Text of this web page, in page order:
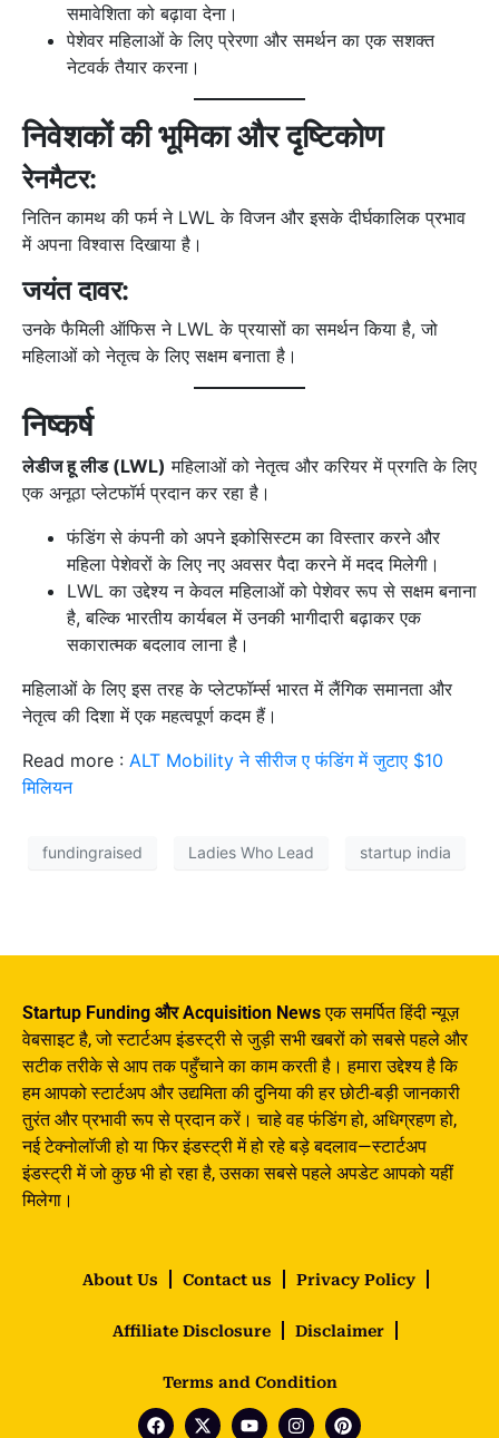
समावेशिता को बढ़ावा देना।
पेशेवर महिलाओं के लिए प्रेरणा और समर्थन का एक सशक्त
नेटवर्क तैयार करना।
निवेशकों की भूमिका और दृष्टिकोण
रेनमैटर:
नितिन कामथ की फर्म ने LWL के विजन और इसके दीर्घकालिक प्रभाव
में अपना विश्वास दिखाया है।
जयंत दावर:
उनके फैमिली ऑफिस ने LWL के प्रयासों का समर्थन किया है, जो
महिलाओं को नेतृत्व के लिए सक्षम बनाता है।
निष्कर्ष
लेडीज हू लीड (LWL) महिलाओं को नेतृत्व और करियर में प्रगति के लिए
एक अनूठा प्लेटफॉर्म प्रदान कर रहा है।
फंडिंग से कंपनी को अपने इकोसिस्टम का विस्तार करने और
महिला पेशेवरों के लिए नए अवसर पैदा करने में मदद मिलेगी।
LWL का उद्देश्य न केवल महिलाओं को पेशेवर रूप से सक्षम बनाना
है, बल्कि भारतीय कार्यबल में उनकी भागीदारी बढ़ाकर एक
सकारात्मक बदलाव लाना है।
महिलाओं के लिए इस तरह के प्लेटफॉर्म्स भारत में लैंगिक समानता और
नेतृत्व की दिशा में एक महत्वपूर्ण कदम हैं।
Read more : ALT Mobility ने सीरीज ए फंडिंग में जुटाए $10
मिलियन
fundingraised Ladies Who Lead startup india
Startup Funding और Acquisition Newsएक समर्पित हिंदी न्यूज़
वेबसाइट है, जो स्टार्टअप इंडस्ट्री से जुड़ी सभी खबरों को सबसे पहले और
सटीक तरीके से आप तक पहुँचाने का काम करती है। हमारा उद्देश्य है कि
हम आपको स्टार्टअप और उद्यमिता की दुनिया की हर छोटी-बड़ी जानकारी
तुरंत और प्रभावी रूप से प्रदान करें। चाहे वह फंडिंग हो, अधिग्रहण हो,
नई टेक्नोलॉजी हो या फिर इंडस्ट्री में हो रहे बड़े बदलाव—स्टार्टअप
इंडस्ट्री में जो कुछ भी हो रहा है, उसका सबसे पहले अपडेट आपको यहीं
मिलेगा।
About Us Contact us Privacy Policy
Affiliate Disclosure Disclaimer
Terms and Condition